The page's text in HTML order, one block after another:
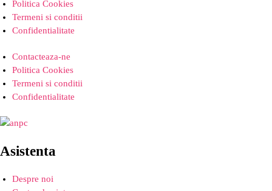
Politica Cookies
Termeni si conditii
Confidentialitate
Contacteaza-ne
Politica Cookies
Termeni si conditii
Confidentialitate
Asistenta
Despre noi